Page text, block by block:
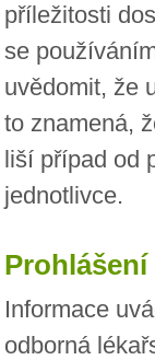
příležitosti
se
uvědomit, že
to znamená,
liší případ od
jednotlivce.
Informace
odborná